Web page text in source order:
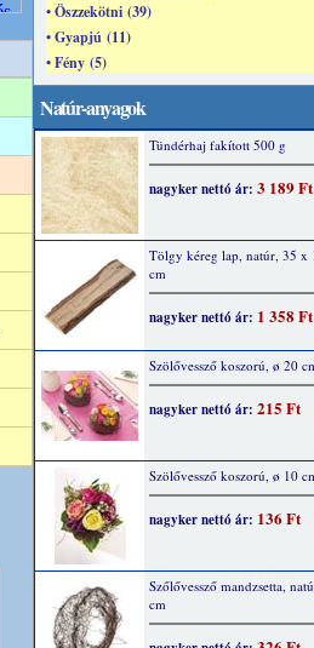
• Öszzekötni (39)
• Gyapjú (11)
• Fény (5)
Natúr-anyagok
Tündérhaj fakított 500 g
nagyker nettó ár: 3 189 Ft
Tölgy kéreg lap, natúr, 35 x
cm
nagyker nettó ár: 1 358 Ft
Szölővessző koszorú, ø 20
nagyker nettó ár: 215 Ft
Szölővessző koszorú, ø 10
nagyker nettó ár: 136 Ft
Szőlővessző mandzsetta,
cm